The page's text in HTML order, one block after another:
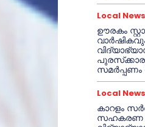
Local News
ഊരകം
പുരസ്‌ക്കാര
സമർപ്പണം
Local News
കാറളം
സഹകരണ